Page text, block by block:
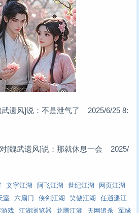
武遗风]说：不是泄气了 2025/6/25 8:
[魏武遗风]说：那就休息一会 2025/
文字江湖 阿飞江湖 世纪江湖
网页江湖
室 六扇门 侠剑江湖 笑傲江湖
任逍遥江
戏 江湖浏览器 龙腾江湖 天网追杀
军缘